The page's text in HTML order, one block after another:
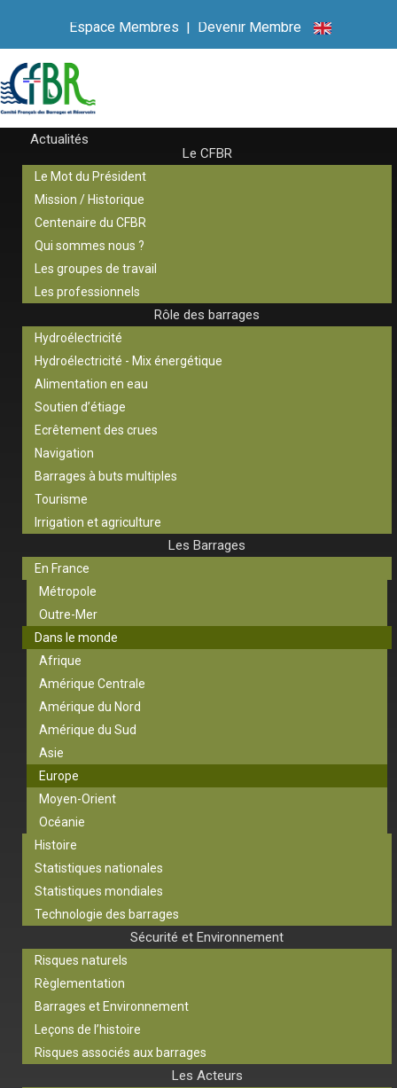
Espace Membres | Devenir Membre
Actualités
Le CFBR
Le Mot du Président
Mission / Historique
Centenaire du CFBR
Qui sommes nous ?
Les groupes de travail
Les professionnels
Rôle des barrages
Hydroélectricité
Hydroélectricité - Mix énergétique
Alimentation en eau
Soutien d’étiage
Ecrêtement des crues
Navigation
Barrages à buts multiples
Tourisme
Irrigation et agriculture
Les Barrages
En France
Métropole
Outre-Mer
Dans le monde
Afrique
Amérique Centrale
Amérique du Nord
Amérique du Sud
Asie
Europe
Moyen-Orient
Océanie
Histoire
Statistiques nationales
Statistiques mondiales
Technologie des barrages
Sécurité et Environnement
Risques naturels
Règlementation
Barrages et Environnement
Leçons de l’histoire
Risques associés aux barrages
Les Acteurs